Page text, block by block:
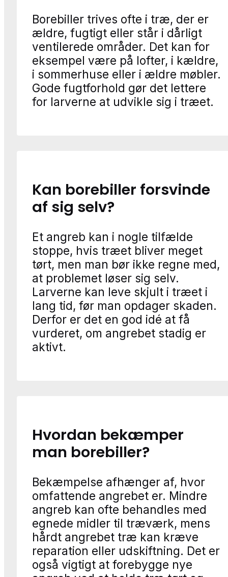
Borebiller trives ofte i træ, der er
ældre, fugtigt eller står i dårligt
ventilerede områder. Det kan for
eksempel være på lofter, i kældre,
i sommerhuse eller i ældre møbler.
Gode fugtforhold gør det lettere
for larverne at udvikle sig i træet.
Kan borebiller forsvinde
af sig selv?
Et angreb kan i nogle tilfælde
stoppe, hvis træet bliver meget
tørt, men man bør ikke regne med,
at problemet løser sig selv.
Larverne kan leve skjult i træet i
lang tid, før man opdager skaden.
Derfor er det en god idé at få
vurderet, om angrebet stadig er
aktivt.
Hvordan bekæmper
man borebiller?
Bekæmpelse afhænger af, hvor
omfattende angrebet er. Mindre
angreb kan ofte behandles med
egnede midler til træværk, mens
hårdt angrebet træ kan kræve
reparation eller udskiftning. Det er
også vigtigt at forebygge nye